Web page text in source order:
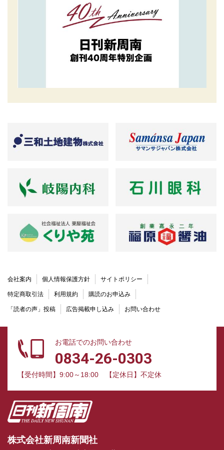
会社案内 個人情報保護方針 サイトポリシー
特定商取引法 利用規約 購読のお申込み
「読者の声」投稿 広告掲載申し込み お問い合わせ
お電話でのお問い合わせ
0834-26-0303
【受付時間】9:00～18:00 【定休日】不定休
株式会社新周南新聞社